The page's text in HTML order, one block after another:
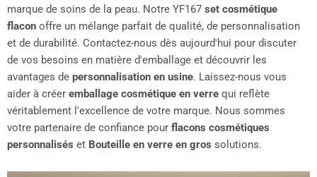
marque de soins de la peau. Notre YF167 set cosmétique
flacon offre un mélange parfait de qualité, de personnalisation
et de durabilité. Contactez-nous dès aujourd'hui pour discuter
de vos besoins en matière d'emballage et découvrir les
avantages de personnalisation en usine. Laissez-nous vous
aider à créer emballage cosmétique en verre qui reflète
véritablement l'excellence de votre marque. Nous sommes
votre partenaire de confiance pour flacons cosmétiques
personnalisés et Bouteille en verre en gros solutions.